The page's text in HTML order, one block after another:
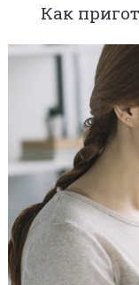
Как